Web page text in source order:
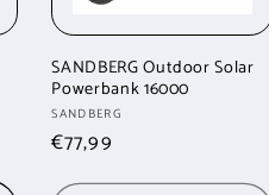
SANDBERG Outdoor Solar
Powerbank 16000
Anbieter:
SANDBERG
Normaler
€77,99